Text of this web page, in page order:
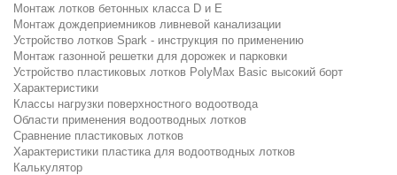
Монтаж лотков бетонных класса D и E
Монтаж дождеприемников ливневой канализации
Устройство лотков Spark - инструкция по применению
Монтаж газонной решетки для дорожек и парковки
Устройство пластиковых лотков PolyMax Basic высокий борт
Характеристики
Классы нагрузки поверхностного водоотвода
Области применения водоотводных лотков
Сравнение пластиковых лотков
Характеристики пластика для водоотводных лотков
Калькулятор